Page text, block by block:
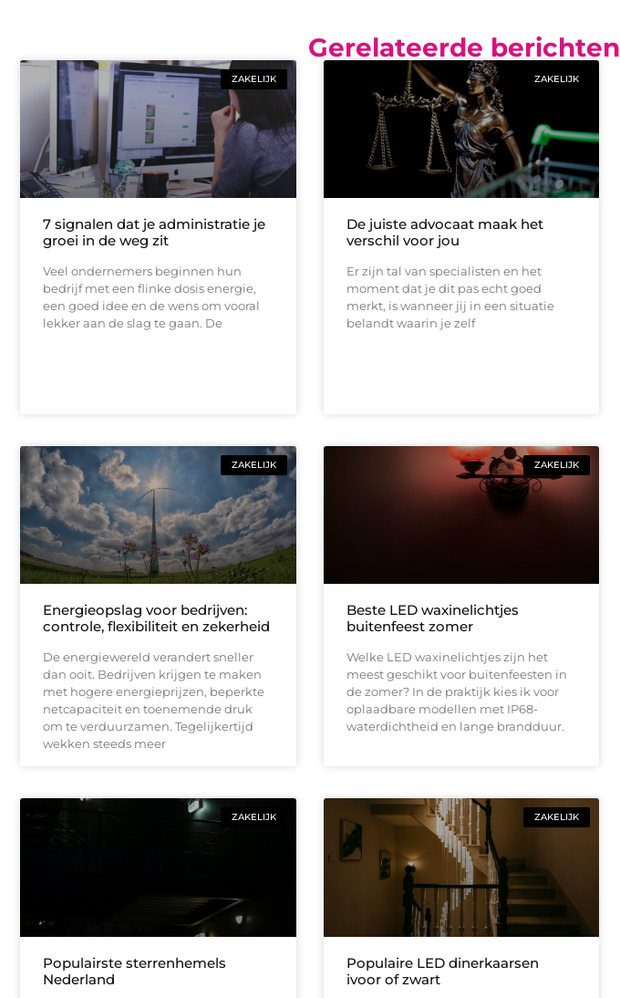
Gerelateerde berichten
ZAKELIJK
7 signalen dat je administratie je
groei in de weg zit
Veel ondernemers beginnen hun
bedrijf met een flinke dosis energie,
een goed idee en de wens om vooral
lekker aan de slag te gaan. De
ZAKELIJK
De juiste advocaat maak het
verschil voor jou
Er zijn tal van specialisten en het
moment dat je dit pas echt goed
merkt, is wanneer jij in een situatie
belandt waarin je zelf
ZAKELIJK
Energieopslag voor bedrijven:
controle, flexibiliteit en zekerheid
De energiewereld verandert sneller
dan ooit. Bedrijven krijgen te maken
met hogere energieprijzen, beperkte
netcapaciteit en toenemende druk
om te verduurzamen. Tegelijkertijd
wekken steeds meer
ZAKELIJK
Beste LED waxinelichtjes
buitenfeest zomer
Welke LED waxinelichtjes zijn het
meest geschikt voor buitenfeesten in
de zomer? In de praktijk kies ik voor
oplaadbare modellen met IP68-
waterdichtheid en lange brandduur.
ZAKELIJK
Populairste sterrenhemels
Nederland
ZAKELIJK
Populaire LED dinerkaarsen
ivoor of zwart